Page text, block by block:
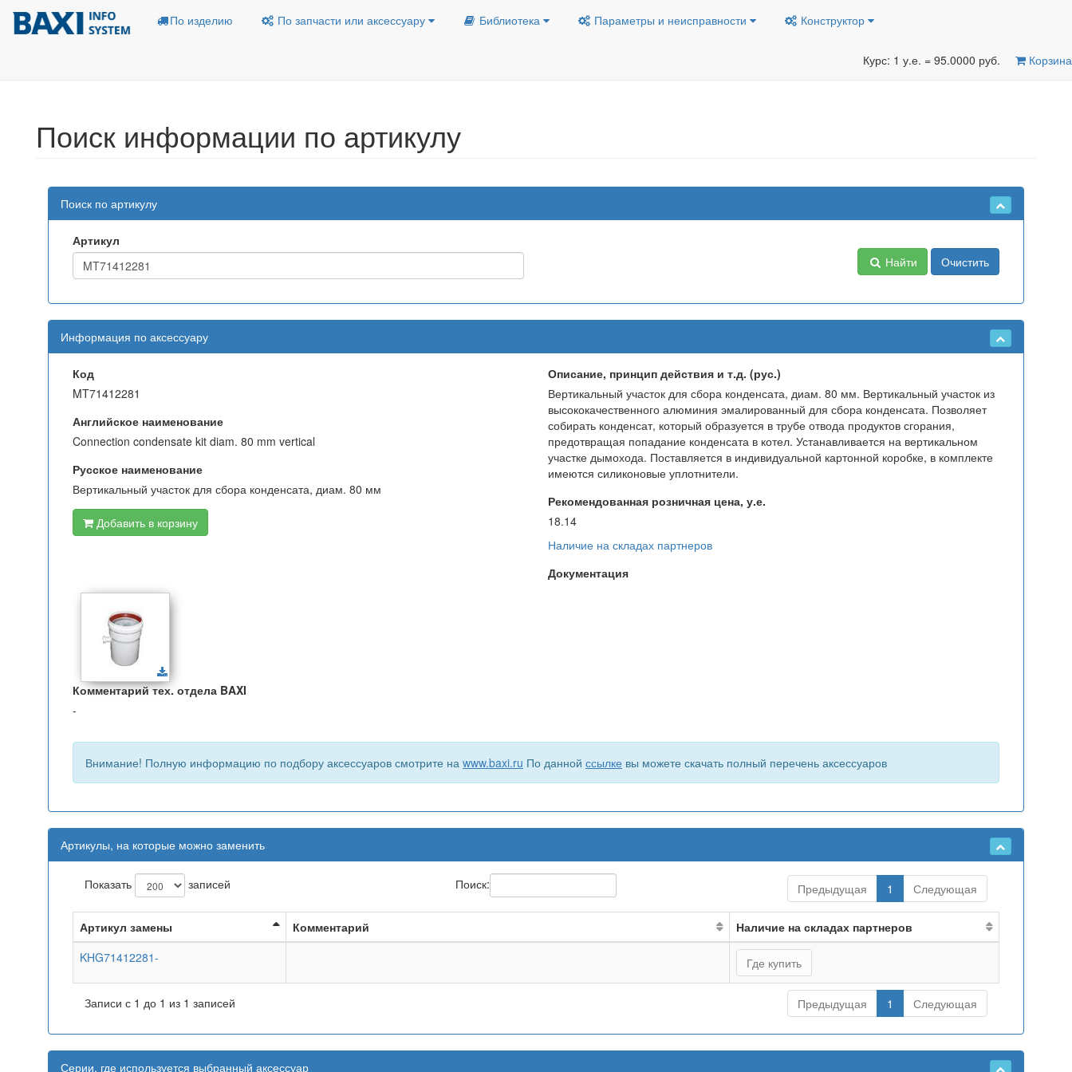
По изделию По запчасти или аксессуару Библиотека Параметры и неисправности Конструктор
Курс: 1 у.е. = 95.0000 руб. Корзина
Поиск информации по артикулу
Поиск по артикулу
Артикул
Найти
Очистить
Информация по аксессуару
Код
MT71412281
Английское наименование
Connection condensate kit diam. 80 mm vertical
Русское наименование
Вертикальный участок для сбора конденсата, диам. 80 мм
Добавить в корзину
Описание, принцип действия и т.д. (рус.)
Вертикальный участок для сбора конденсата, диам. 80 мм. Вертикальный участок из
высококачественного алюминия эмалированный для сбора конденсата. Позволяет
собирать конденсат, который образуется в трубе отвода продуктов сгорания,
предотвращая попадание конденсата в котел. Устанавливается на вертикальном
участке дымохода. Поставляется в индивидуальной картонной коробке, в комплекте
имеются силиконовые уплотнители.
Рекомендованная розничная цена, у.е.
18.14
Наличие на складах партнеров
Документация
Комментарий тех. отдела BAXI
-
Внимание! Полную информацию по подбору аксессуаров смотрите на www.baxi.ru По данной ссылке вы можете скачать полный перечень аксессуаров
Артикулы, на которые можно заменить
Показать записей Поиск: Предыдущая 1 Следующая
Артикул замены Комментарий
Наличие на складах партнеров
KHG71412281-
Где купить
Записи с 1 до 1 из 1 записей Предыдущая 1 Следующая
Серии, где используется выбранный аксессуар